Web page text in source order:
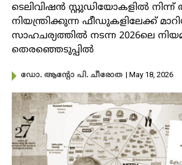
ടെലിവിഷൻ സ്റ്റുഡിയോകളിൽ
നിയന്ത്രിക്കുന്ന ഫീഡുകളിലേക്ക്
സാഹചര്യത്തിൽ നടന്ന 2026ലെ
തെരഞ്ഞെടുപ്പിൽ
ഡോ. ആന്റോ പി. ചീരോത | May 18, 2026